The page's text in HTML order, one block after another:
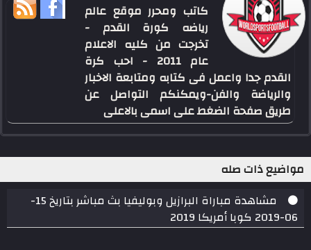
كاتب ومحرر موقع عالم
رياضه كورة القدم -
تخرجت من كليه الاعلام
عام 2011 - احب كرة
القدم جدا واعمل فى كتابه ومتابعة الاخبار
والرياضة والفن-ويمكنكم التواصل عن
طريق صفحة الضغط على اسمى بالاعلى
مواضيع ذات صله
مشاهدة مباراة البرازيل وبوليفيا بث مباشر بتاريخ 15-
06-2019 كوبا أمريكا 2019